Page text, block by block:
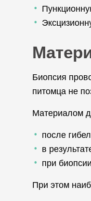
Биопсия
питомца не
Материалом
после
в
при
При этом